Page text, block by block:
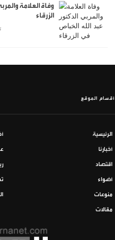
وفاة العلامة
الزرقاء
أقسام الموقع
الرئيسية
أخبارنا
اقتصاد
أضواء
منوعات
مقالات